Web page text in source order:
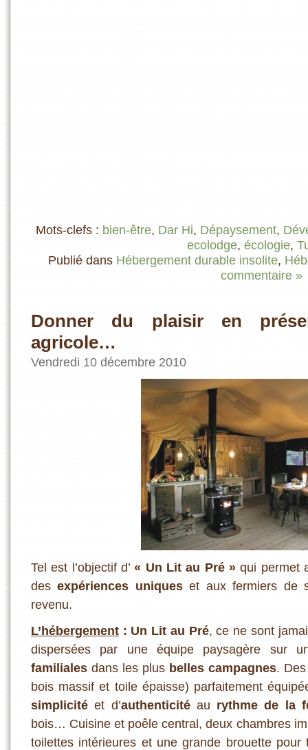
Mots-clefs : bien-être, Dar Hi, Dépaysement,
ecolodge, écologie,
Publié dans Hébergement durable insolite,
commentaire »
Donner du plaisir en
agricole…
Vendredi 10 décembre 2010
Tel est l’objectif d’« Un Lit au Pré » qui permet
desexpériences uniqueset aux fermiers de
revenu.
L’hébergement : Un Lit au Pré, ce ne sont
dispersées par une équipe paysagère sur
familiales dans les plus belles campagnes.
bois massif et toile épaisse) parfaitement
simplicité et d’authenticitéau rythme de la
bois… Cuisine et poêle central, deux chambres
toilettes intérieures et une grande brouette pour